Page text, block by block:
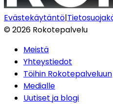
Evästekäytäntö|
©2026 Rokotepalvelu
Meistä
Yhteystiedot
Töihin Rokotepalveluun
Medialle
Uutiset ja blogi